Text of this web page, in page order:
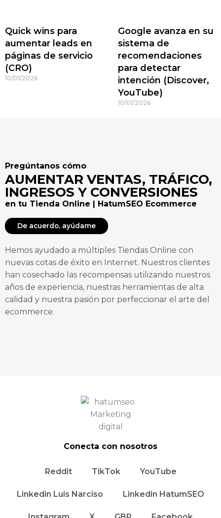
Quick wins para
aumentar leads en
páginas de servicio
(CRO)
10/01/2026
Google avanza en su
sistema de
recomendaciones
para detectar
intención (Discover,
YouTube)
10/01/2026
Pregúntanos cómo
AUMENTAR VENTAS, TRÁFICO,
INGRESOS Y CONVERSIONES
en tu Tienda Online | HatumSEO Ecommerce
De acuerdo, ayúdame
Hemos ayudado a múltiples Tiendas Online con
nuevas cotas de éxito en Internet. Nuestros clientes
han cosechado las recompensas utilizando nuestros
años de experiencia, nuestras herramientas de alta
calidad y nuestra pasión por perfeccionar el arte del
ecommerce.
Conecta con nosotros
Reddit TikTok YouTube
Linkedin Luis Narciso Linkedin HatumSEO